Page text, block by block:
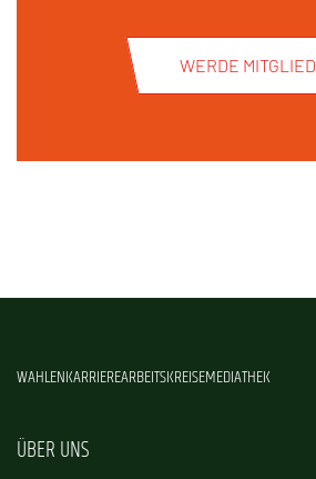
WERDE MITGLIED
WAHLENKARRIEREARBEITSKREISEMEDIATHEK
ÜBER UNS